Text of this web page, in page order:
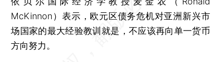
McKinnon）表示，欧元区债务危机对亚洲新兴市
场国家的最大经验教训就是，不应该再向单一货币
方向努力。